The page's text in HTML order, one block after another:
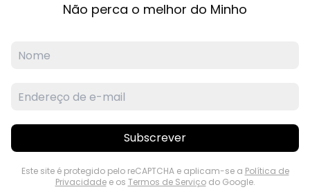
Não perca o melhor do Minho
Subscrever
Este site é protegido pelo reCAPTCHA e aplicam-se a Política de
Privacidadee os Termos de Serviçodo Google.